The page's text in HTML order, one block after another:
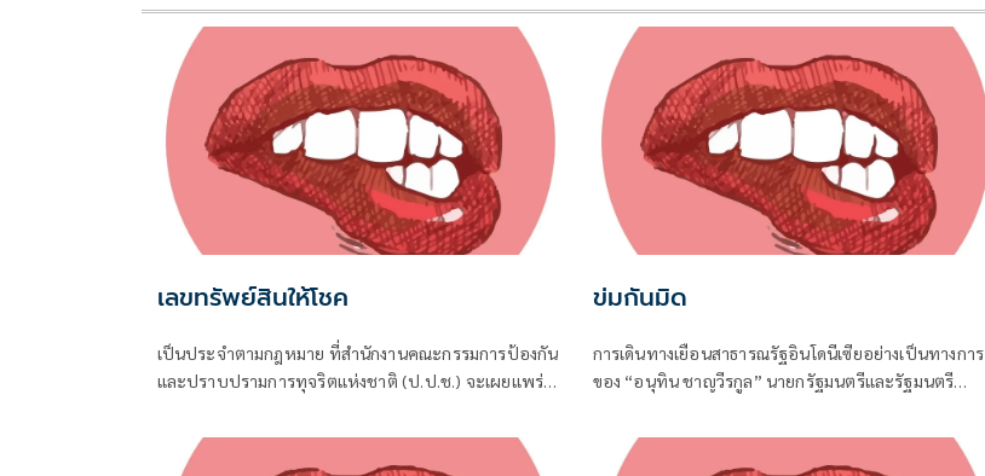
เลขทรัพย์สินให้โชค
เป็นประจำตามกฎหมาย ที่สำนักงานคณะกรรมการป้องกัน
และปราบปรามการทุจริตแห่งชาติ (ป.ป.ช.) จะเผยแพร่
ทางการเมือง ไม่ว่าจะเป็นกรณีเข้ารับตำแหน่ง หรือพ้นจาก
ตำแหน่ง
ข่มกันมิด
การเดินทางเยือนสาธารณรัฐอินโดนีเซียอย่างเป็นทางการ
ของ “อนุทิน ชาญวีรกูล” นายกรัฐมนตรีและรัฐมนตรี
ครั้งประวัติศาสตร์ ที่สะท้อนถึงเกียรติภูมิอันโดดเด่นของ
ประเทศไทยบนเวทีโลกได้อย่างชัดเจน